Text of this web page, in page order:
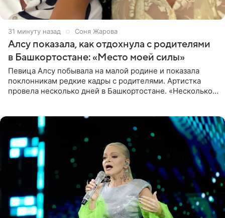
31 минуту назад Соня Жарова
Алсу показала, как отдохнула с родителями
в Башкортостане: «Место моей силы»
Певица Алсу побывала на малой родине и показала
поклонникам редкие кадры с родителями. Артистка
провела несколько дней в Башкортостане. «Несколько